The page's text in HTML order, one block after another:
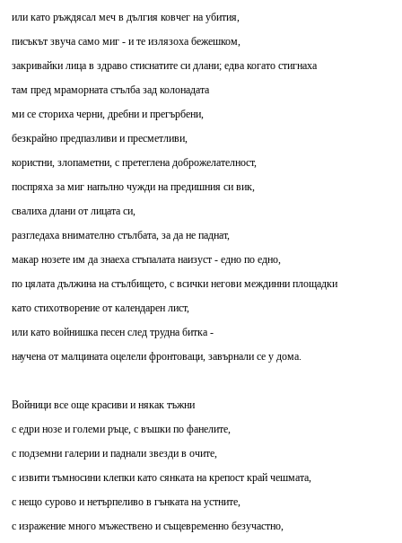
или като ръждясал меч в дългия ковчег на убития,
писъкът звуча само миг - и те излязоха бежешком,
закривайки лица в здраво стиснатите си длани; едва когато стигнаха
там пред мраморната стълба зад колонадата
ми се сториха черни, дребни и прегърбени,
безкрайно предпазливи и пресметливи,
користни, злопаметни, с претеглена доброжелателност,
поспряха за миг напълно чужди на предишния си вик,
свалиха длани от лицата си,
разгледаха внимателно стълбата, за да не паднат,
макар нозете им да знаеха стъпалата наизуст - едно по едно,
по цялата дължина на стълбището, с всички негови междинни площадки
като стихотворение от календарен лист,
или като войнишка песен след трудна битка -
научена от малцината оцелели фронтоваци, завърнали се у дома.
Войници все още красиви и някак тъжни
с едри нозе и големи ръце, с въшки по фанелите,
с подземни галерии и паднали звезди в очите,
с извити тъмносини клепки като сянката на крепост край чешмата,
с нещо сурово и нетърпеливо в гънката на устните,
с изражение много мъжествено и същевременно безучастно,